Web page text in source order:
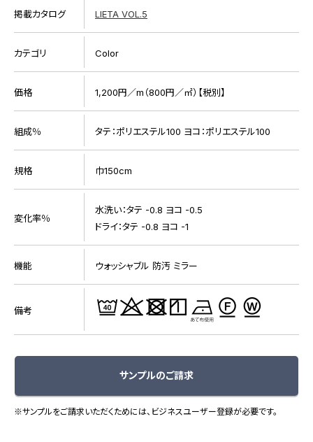
掲載カタログ LIETA VOL.5
カテゴリ Color
価格 1,200円／m（800円／㎡）【税別】
組成％ タテ：ポリエステル100 ヨコ：ポリエステル100
規格 巾150cm
変化率％
水洗い：タテ -0.8 ヨコ -0.5
ドライ：タテ -0.8 ヨコ -1
機能 ウォッシャブル 防汚 ミラー
備考
サンプルのご請求
※サンプルをご請求いただくためには、ビジネスユーザー登録が必要です。